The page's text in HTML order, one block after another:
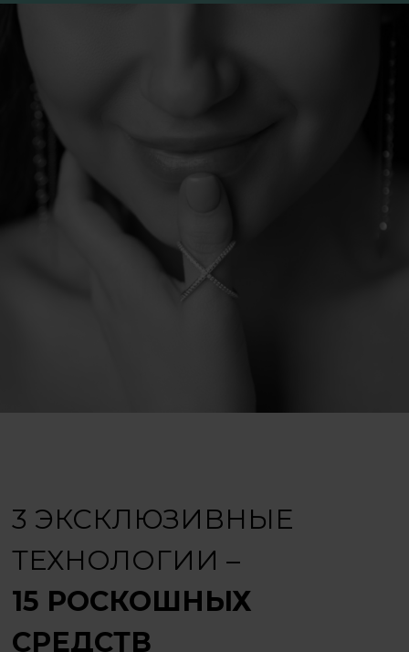
3 ЭКСКЛЮЗИВНЫЕ
ТЕХНОЛОГИИ –
15 РОСКОШНЫХ
СРЕДСТВ